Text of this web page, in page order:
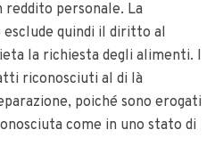
reddito personale. La
esclude quindi il diritto al
la richiesta degli alimenti. I
riconosciuti al di là
poiché sono erogati
come in uno stato di